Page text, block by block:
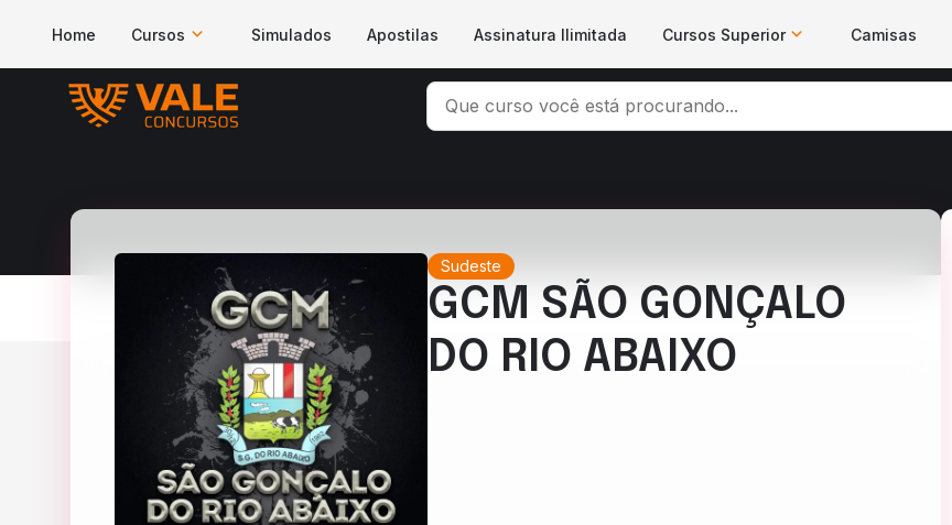
Home Cursos Simulados Apostilas Assinatura Ilimitada Cursos Superior Camisas
Sudeste
GCM SÃO GONÇALO
DO RIO ABAIXO